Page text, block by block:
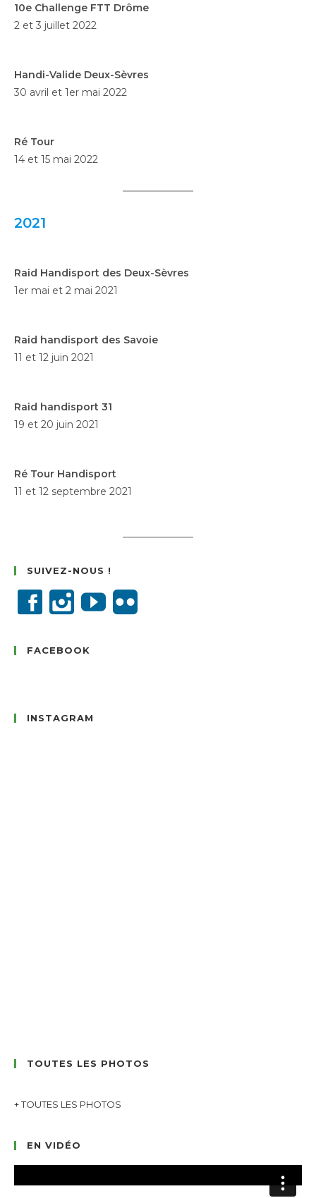
10e Challenge FTT Drôme
2 et 3 juillet 2022
Handi-Valide Deux-Sèvres
30 avril et 1er mai 2022
Ré Tour
14 et 15 mai 2022
2021
Raid Handisport des Deux-Sèvres
1er mai et 2 mai 2021
Raid handisport des Savoie
11 et 12 juin 2021
Raid handisport 31
19 et 20 juin 2021
Ré Tour Handisport
11 et 12 septembre 2021
SUIVEZ-NOUS !
FACEBOOK
INSTAGRAM
TOUTES LES PHOTOS
+ TOUTES LES PHOTOS
EN VIDÉO